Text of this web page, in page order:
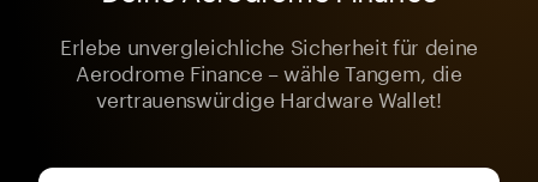
Erlebe unvergleichliche Sicherheit für deine
Aerodrome Finance – wähle Tangem, die
vertrauenswürdige Hardware Wallet!